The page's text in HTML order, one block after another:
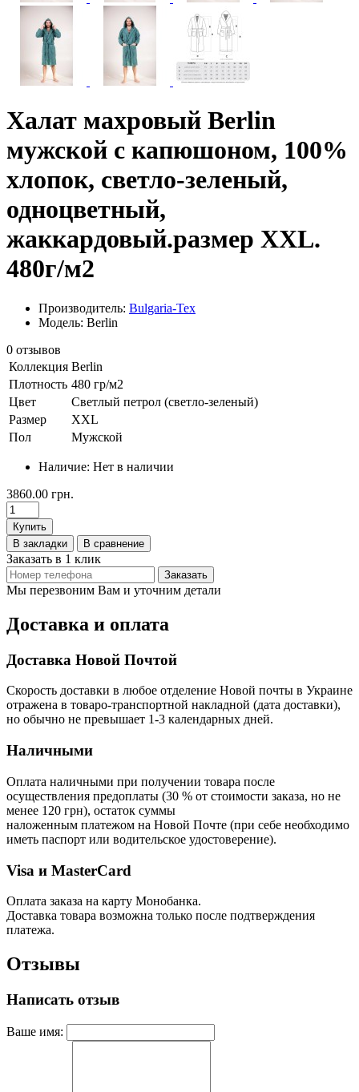
Халат махровый Berlin
мужской с капюшоном, 100%
хлопок, светло-зеленый,
одноцветный,
жаккардовый.размер XXL.
480г/м2
Производитель: Bulgaria-Tex
Модель: Berlin
0 отзывов
Коллекция Berlin
Плотность 480 гр/м2
Цвет
Светлый петрол (светло-зеленый)
Размер
XXL
Пол
Мужской
Наличие: Нет в наличии
3860.00 грн.
Купить
В закладки
В сравнение
Заказать в 1 клик
Заказать
Мы перезвоним Вам и уточним детали
Доставка и оплата
Доставка Новой Почтой
Скорость доставки в любое отделение Новой почты в Украине
отражена в товаро-транспортной накладной (дата доставки),
но обычно не превышает 1-3 календарных дней.
Наличными
Оплата наличными при получении товара после
осуществления предоплаты (30 % от стоимости заказа, но не
менее 120 грн), остаток суммы
наложенным платежом на Новой Почте (при себе необходимо
иметь паспорт или водительское удостоверение).
Visa и MasterCard
Оплата заказа на карту Монобанка.
Доставка товара возможна только после подтверждения
платежа.
Отзывы
Написать отзыв
Ваше имя: